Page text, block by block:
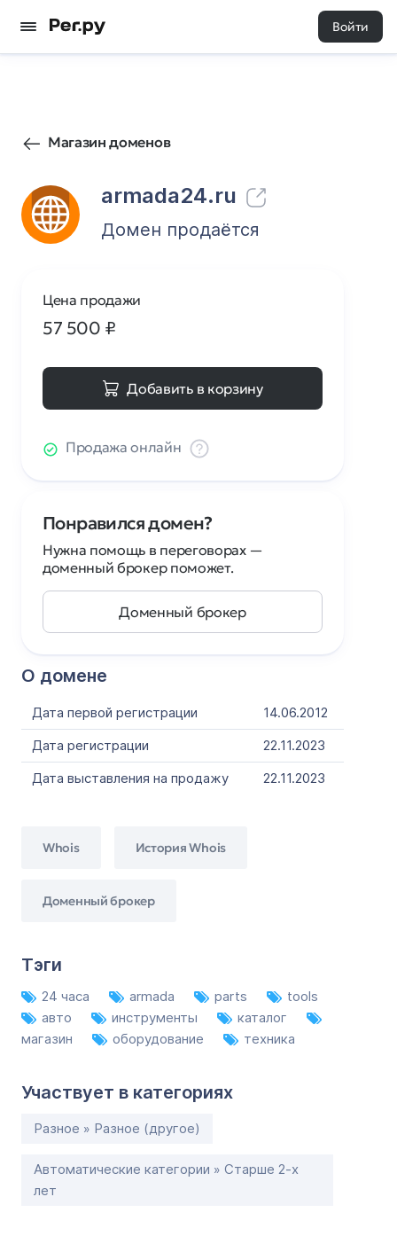
Войти
Магазин доменов
armada24.ru
417 0
Домен продаётся
О домене
Дата первой регистрации
14.06.2012
Дата регистрации
22.11.2023
Дата выставления на продажу
22.11.2023
Whois История Whois
Доменный брокер
Тэги
24 часа armada parts
tools
авто
инструменты
каталог
магазин
оборудование техника
Участвует в категориях
Разное » Разное (другое)
Автоматические категории » Старше 2-х
лет
Цена продажи
57 500 ₽
Добавить в корзину
Продажа онлайн
Понравился домен?
Нужна помощь в переговорах —
доменный брокер поможет.
Доменный брокер